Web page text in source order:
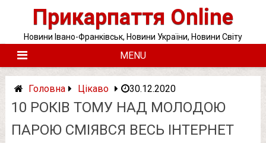
Прикарпаття Online
Новини Івано-Франківськ, Новини України, Новини Світу
MENU
Головна Цікаво 30.12.2020
10 РОКІВ ТОМУ НАД МОЛОДОЮ
ПАРОЮ СМІЯВСЯ ВЕСЬ ІНТЕРНЕТ